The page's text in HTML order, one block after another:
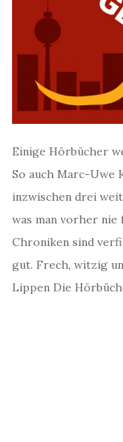
Einige Hörbücher
So auch Marc-Uwe
inzwischen drei
was man vorher
Chroniken sind
gut. Frech, witzig
Lippen Die